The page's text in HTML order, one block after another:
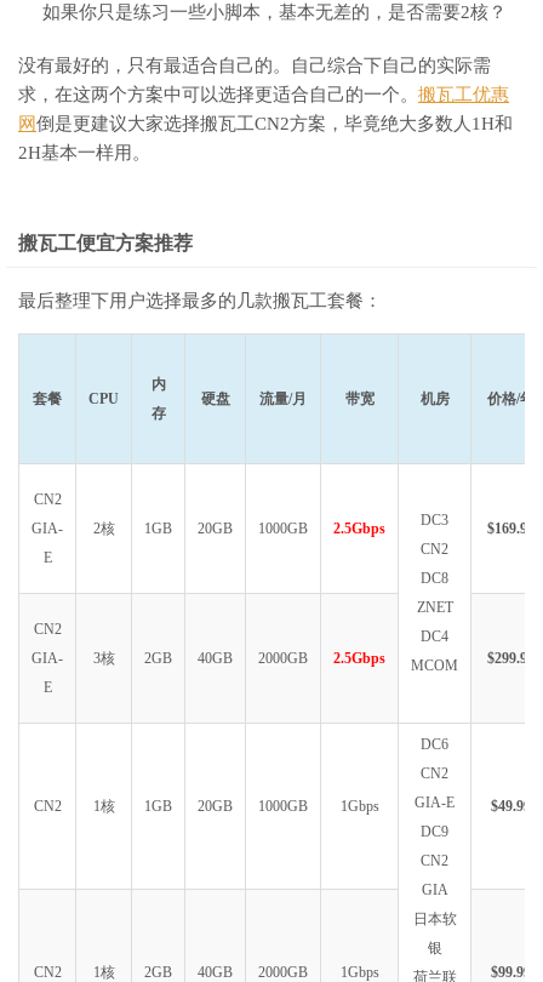
如果你只是练习一些小脚本，基本无差的，是否需要2核？
没有最好的，只有最适合自己的。自己综合下自己的实际需
求，在这两个方案中可以选择更适合自己的一个。 搬瓦工优惠
网倒是更建议大家选择搬瓦工CN2方案，毕竟绝大多数人1H和
2H基本一样用。
搬瓦工便宜方案推荐
最后整理下用户选择最多的几款搬瓦工套餐：
套餐 CPU
内
存
硬盘 流量/月 带宽 机房 价格/年
CN2
GIA-
E
2核 1GB 20GB 1000GB 2.5Gbps
DC3
CN2
DC8
ZNET
DC4
MCOM
$169.99
CN2
GIA-
E
3核 2GB 40GB 2000GB 2.5Gbps $299.99
CN2 1核 1GB 20GB 1000GB 1Gbps
DC6
CN2
GIA-E
DC9
CN2
GIA
日本软
银
荷兰联
$49.99
CN2 1核 2GB 40GB 2000GB 1Gbps $99.99